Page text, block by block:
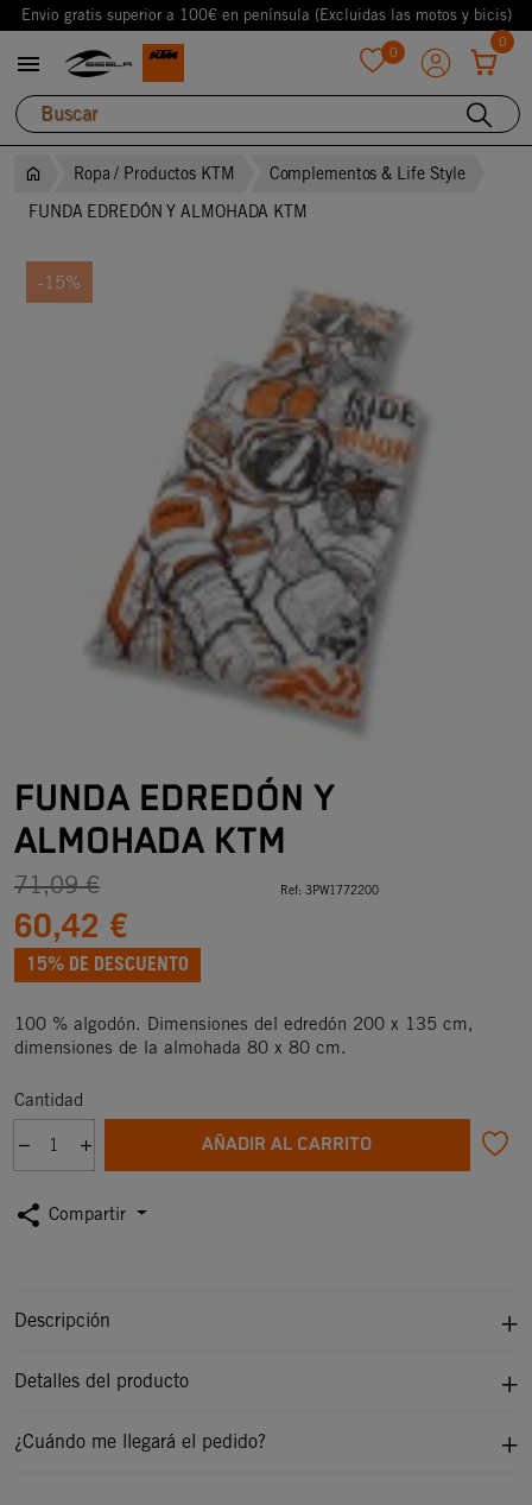
Envio gratis superior a 100€ en península (Excluidas las motos y bicis)
 0
0
Ropa / Productos KTM
Complementos & Life Style
FUNDA EDREDÓN Y ALMOHADA KTM
-15%
FUNDA EDREDÓN Y
ALMOHADA KTM
71,09 €
60,42 €
15% DE DESCUENTO
Ref: 3PW1772200
100 % algodón. Dimensiones del edredón 200 x 135 cm,
dimensiones de la almohada 80 x 80 cm.
Cantidad
AÑADIR AL CARRITO
share Compartir
Descripción
Detalles del producto
¿Cuándo me llegará el pedido?